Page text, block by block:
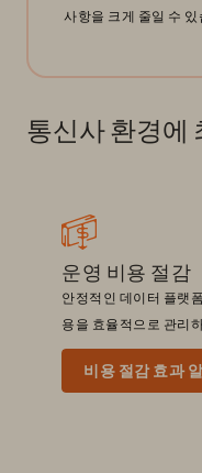
사항을 크게 줄일 수 있
통신사 환경에
운영 비용 절감
안정적인 데이터 플랫
용을 효율적으로 관리
비용 절감 효과